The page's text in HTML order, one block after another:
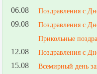
06.08 Поздравления с
09.08
Поздравления с
Прикольные
12.08 Поздравления с
15.08 Всемирный день